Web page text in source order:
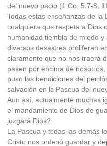
del nuevo pacto (1 Co. 5:7-8,
Todas estas enseñanzas de la
cualquiera que respeta a Dios
humanidad tiembla de miedo
diversos desastres proliferan
claramente que no nos traerá
pasen por encima de
puso las bendiciones del
salvación en la Pascua del
Aun así, actualmente muchas
el mandamiento de Dios de
juzgará Dios?
La Pascua y todas las demás
Cristo nos ordenó guardar y